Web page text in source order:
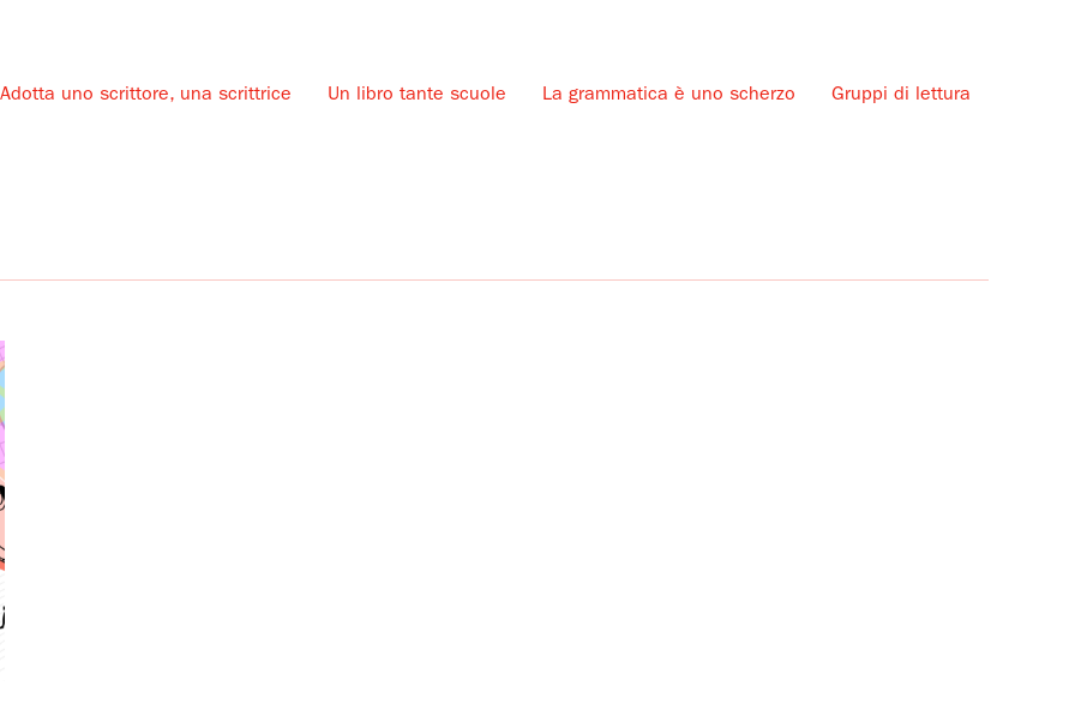
Adotta uno scrittore, una scrittrice Un libro tante scuole La grammatica è uno scherzo Gruppi di lettura